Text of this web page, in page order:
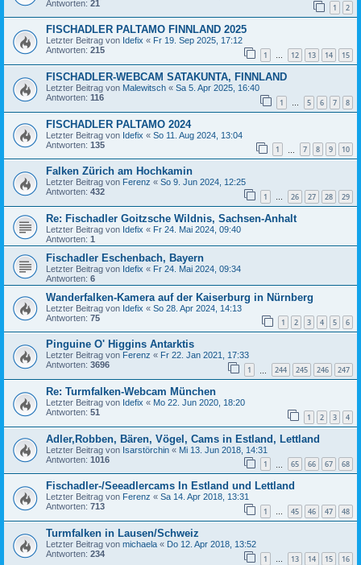
Antworten: 21 1 2
FISCHADLER PALTAMO FINNLAND 2025
Letzter Beitrag von Idefix « Fr 19. Sep 2025, 17:12
Antworten: 215 1 … 12 13 14 15
FISCHADLER-WEBCAM SATAKUNTA, FINNLAND
Letzter Beitrag von Malewitsch « Sa 5. Apr 2025, 16:40
Antworten: 116 1 … 5 6 7 8
FISCHADLER PALTAMO 2024
Letzter Beitrag von Idefix « So 11. Aug 2024, 13:04
Antworten: 135 1 7 8 9 10
Falken Zürich am Hochkamin
Letzter Beitrag von Ferenz « So 9. Jun 2024, 12:25
Antworten: 432 1 … 26 27 28 29
Re: Fischadler Goitzsche Wildnis, Sachsen-Anhalt
Letzter Beitrag von Idefix « Fr 24. Mai 2024, 09:40
Antworten: 1
Fischadler Eschenbach, Bayern
Letzter Beitrag von Idefix « Fr 24. Mai 2024, 09:34
Antworten: 6
Wanderfalken-Kamera auf der Kaiserburg in Nürnberg
Letzter Beitrag von Idefix « So 28. Apr 2024, 14:13
Antworten: 75 1 2 3 4 5 6
Pinguine O' Higgins Antarktis
Letzter Beitrag von Ferenz « Fr 22. Jan 2021, 17:33
Antworten: 3696 1 244 245 246 247
Re: Turmfalken-Webcam München
Letzter Beitrag von Idefix « Mo 22. Jun 2020, 18:20
Antworten: 51 1 2 3 4
Adler,Robben, Bären, Vögel, Cams in Estland, Lettland
Letzter Beitrag von Isarstörchin « Mi 13. Jun 2018, 14:31
Antworten: 1016 1 65 66 67 68
Fischadler-/Seeadlercams In Estland und Lettland
Letzter Beitrag von Ferenz « Sa 14. Apr 2018, 13:31
Antworten: 713 1 … 45 46 47 48
Turmfalken in Lausen/Schweiz
Letzter Beitrag von michaela « Do 12. Apr 2018, 13:52
Antworten: 234 1 … 13 14 15 16